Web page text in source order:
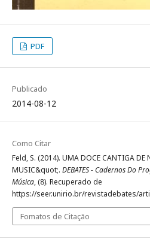
PDF
Publicado
2014-08-12
Como Citar
Feld, S. (2014). UMA DOCE CANTIGA DE
MUSIC&quot;. DEBATES - Cadernos Do
Música, (8). Recuperado de
https://seer.unirio.br/revistadebates/
Fomatos de Citação